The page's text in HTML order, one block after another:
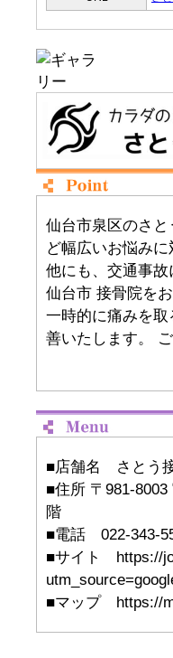
仙台市泉区のさ
ど幅広いお悩みに
他にも、交通事
仙台市 接骨院を
一時的に痛みを
善いたします。
■店舗名 さとう
■住所 〒981-
階
■電話 022-343-
■サイト https://
■マップ https://